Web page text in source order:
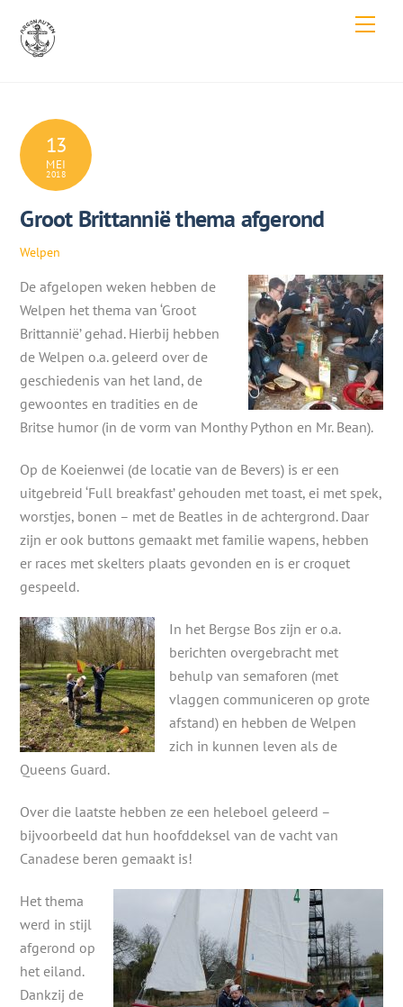
content
13
MEI
2018
Groot Brittannië thema afgerond
Welpen
De afgelopen weken hebben de
Welpen het thema van ‘Groot
Brittannië’ gehad. Hierbij hebben
de Welpen o.a. geleerd over de
geschiedenis van het land, de
gewoontes en tradities en de
Britse humor (in de vorm van Monthy Python en Mr. Bean).
Op de Koeienwei (de locatie van de Bevers) is er een
uitgebreid ‘Full breakfast’ gehouden met toast, ei met spek,
worstjes, bonen – met de Beatles in de achtergrond. Daar
zijn er ook buttons gemaakt met familie wapens, hebben
er races met skelters plaats gevonden en is er croquet
gespeeld.
In het Bergse Bos zijn er o.a.
berichten overgebracht met
behulp van semaforen (met
vlaggen communiceren op grote
afstand) en hebben de Welpen
zich in kunnen leven als de
Queens Guard.
Over die laatste hebben ze een heleboel geleerd –
bijvoorbeeld dat hun hoofddeksel van de vacht van
Canadese beren gemaakt is!
Het thema
werd in stijl
afgerond op
het eiland.
Dankzij de